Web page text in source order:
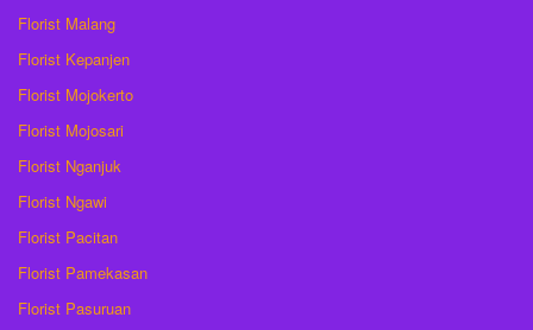
Florist Malang
Florist Kepanjen
Florist Mojokerto
Florist Mojosari
Florist Nganjuk
Florist Ngawi
Florist Pacitan
Florist Pamekasan
Florist Pasuruan